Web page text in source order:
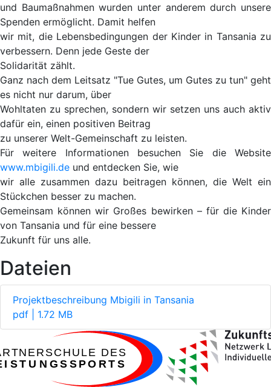
und Baumaßnahmen wurden unter anderem durch unsere
Spenden ermöglicht. Damit helfen
wir mit, die Lebensbedingungen der Kinder in Tansania zu
verbessern. Denn jede Geste der
Solidarität zählt.
Ganz nach dem Leitsatz "Tue Gutes, um Gutes zu tun" geht
es nicht nur darum, über
Wohltaten zu sprechen, sondern wir setzen uns auch aktiv
dafür ein, einen positiven Beitrag
zu unserer Welt-Gemeinschaft zu leisten.
Für weitere Informationen besuchen Sie die Website
www.mbigili.de und entdecken Sie, wie
wir alle zusammen dazu beitragen können, die Welt ein
Stückchen besser zu machen.
Gemeinsam können wir Großes bewirken – für die Kinder
von Tansania und für eine bessere
Zukunft für uns alle.
Dateien
Projektbeschreibung Mbigili in Tansania
pdf | 1.72 MB
ARTNERSCHULE DES
EISTUNGSSPORTS